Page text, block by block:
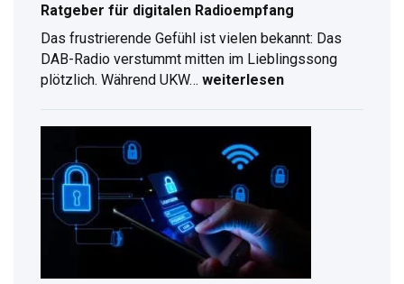
Ratgeber für digitalen Radioempfang
Das frustrierende Gefühl ist vielen bekannt: Das
DAB-Radio verstummt mitten im Lieblingssong
plötzlich. Während UKW…
Kompletter
Ratgeber
für
digitalen
Radioempfang
weiterlesen